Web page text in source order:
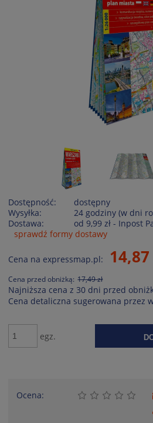
Dostępność:
dostępny
Wysyłka:
24 godziny (w dni
Dostawa:
od 9,99 zł - Inpost
Cena nie zawiera ewentualnych
sprawdź formy dostawy
Cena na expressmap.pl: 14,87
Cena przed obniżką: 17,49 zł
Najniższa cena z 30 dni przed
Cena detaliczna sugerowana przez
egz.
Ocena: